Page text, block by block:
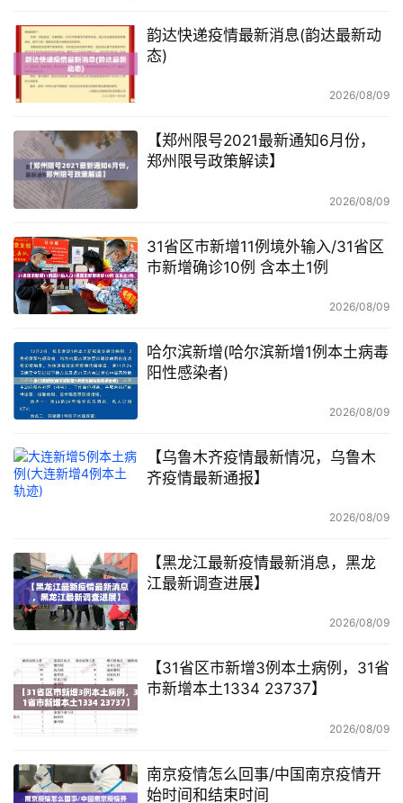
韵达快递疫情最新消息(韵达最新动
态)
2026/08/09
【郑州限号2021最新通知6月份，
郑州限号政策解读】
2026/08/09
31省区市新增11例境外输入/31省区
市新增确诊10例 含本土1例
2026/08/09
哈尔滨新增(哈尔滨新增1例本土病毒
阳性感染者)
2026/08/09
【乌鲁木齐疫情最新情况，乌鲁木
齐疫情最新通报】
2026/08/09
【黑龙江最新疫情最新消息，黑龙
江最新调查进展】
2026/08/09
【31省区市新增3例本土病例，31省
市新增本土1334 23737】
2026/08/09
南京疫情怎么回事/中国南京疫情开
始时间和结束时间